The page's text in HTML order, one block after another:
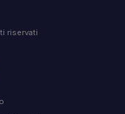
riservati